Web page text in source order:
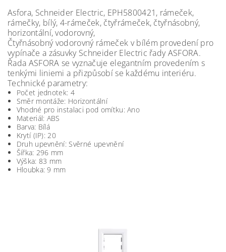
Asfora, Schneider Electric, EPH5800421, rámeček,
rámečky, bílý, 4-rámeček, čtyřrámeček, čtyřnásobný,
horizontální, vodorovný,
Čtyřnásobný vodorovný rámeček v bílém provedení pro
vypínače a zásuvky Schneider Electric řady ASFORA.
Řada ASFORA se vyznačuje elegantním provedením s
tenkými liniemi a přizpůsobí se každému interiéru.
Technické parametry:
Počet jednotek: 4
Směr montáže: Horizontální
Vhodné pro instalaci pod omítku: Ano
Materiál: ABS
Barva: Bílá
Krytí (IP): 20
Druh upevnění: Svěrné upevnění
Šířka: 296 mm
Výška: 83 mm
Hloubka: 9 mm